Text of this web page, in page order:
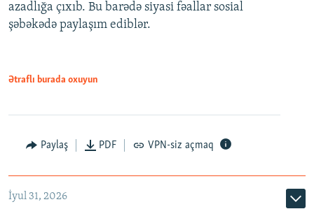
azadlığa çıxıb. Bu barədə siyasi fəallar sosial
şəbəkədə paylaşım ediblər.
Ətraflı burada oxuyun
Paylaş PDF VPN-siz açmaq
İyul 31, 2026